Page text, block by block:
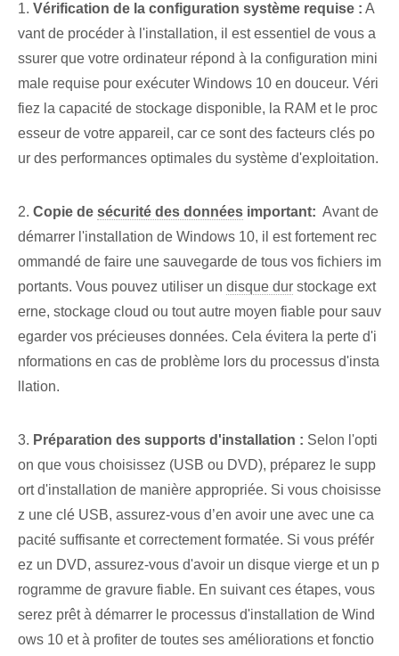
1. Vérification de la configuration système requise : A
vant de procéder à l'installation, il est essentiel de vous a
ssurer que votre ordinateur répond à la configuration mini
male requise pour exécuter Windows 10 en douceur. Véri
fiez la capacité de stockage disponible, la RAM et le proc
esseur de votre appareil, car ce sont des facteurs clés po
ur des performances optimales du système d'exploitation.
2. Copie de sécurité des données important: ‍ Avant de
démarrer⁢ l'installation de⁣ Windows 10, il est fortement rec
ommandé de faire une ⁢sauvegarde de tous vos fichiers im
portants⁤. Vous pouvez utiliser un disque dur stockage ext
erne, stockage cloud ou tout autre moyen fiable pour sauv
egarder vos précieuses données. Cela évitera la ⁤perte d'i
nformations en cas de problème⁣ lors du processus d'insta
llation.
3. Préparation des supports d'installation : Selon l'opti
on que vous choisissez (USB⁣ ou DVD), préparez le supp
ort d'installation de manière appropriée. Si vous choisisse
z une clé USB, assurez-vous d’en avoir une avec une ca
pacité suffisante et correctement formatée. Si vous préfér
ez un DVD, assurez-vous d'avoir un disque vierge et un p
rogramme de gravure fiable. En suivant ces étapes, vous
serez prêt à démarrer le processus d'installation de Wind
ows 10 et à profiter de toutes ses améliorations et fonctio